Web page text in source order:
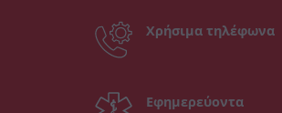
Χρήσιμα τηλέφωνα
Εφημερεύοντα